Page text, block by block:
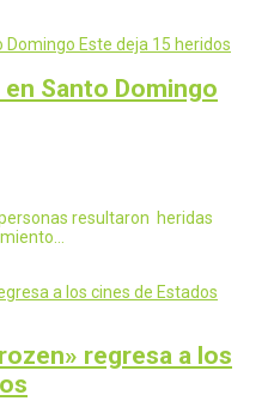
Santo Domingo
resultaron heridas
regresa a los